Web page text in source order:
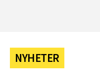
NYHETER